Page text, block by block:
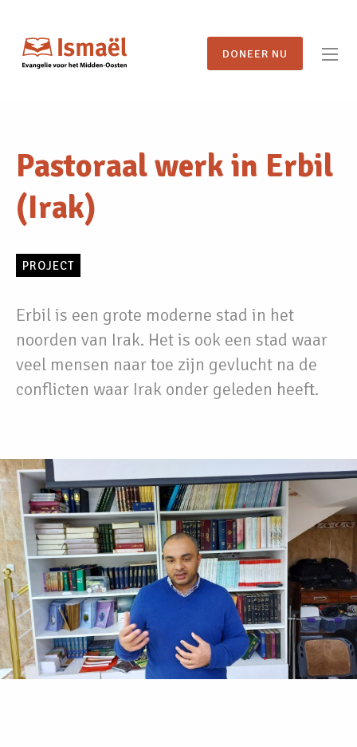
DONEER NU
Pastoraal werk in Erbil
(Irak)
PROJECT
Erbil is een grote moderne stad in het
noorden van Irak. Het is ook een stad waar
veel mensen naar toe zijn gevlucht na de
conflicten waar Irak onder geleden heeft.